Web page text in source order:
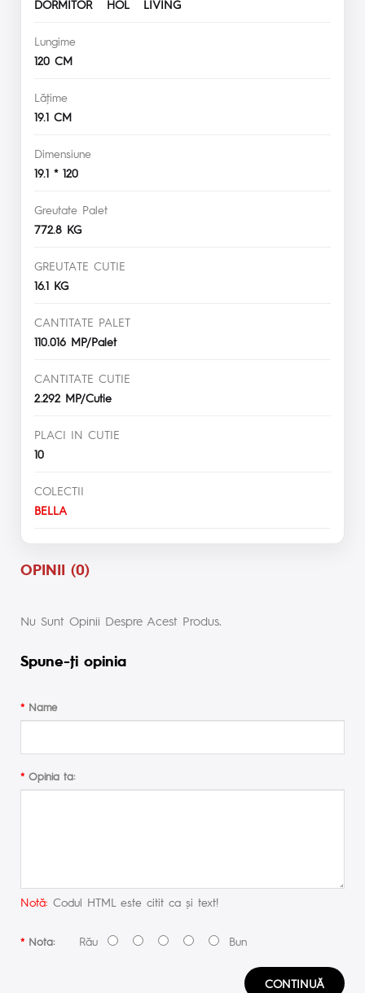
DORMITOR HOL LIVING
Lungime
120 CM
Lăţime
19.1 CM
Dimensiune
19.1 * 120
Greutate Palet
772.8 KG
GREUTATE CUTIE
16.1 KG
CANTITATE PALET
110.016 MP/Palet
CANTITATE CUTIE
2.292 MP/Cutie
PLACI IN CUTIE
10
COLECTII
BELLA
OPINII (0)
Nu Sunt Opinii Despre Acest Produs.
Spune-ţi opinia
Name
Opinia ta:
Notă: Codul HTML este citit ca şi text!
Nota:Rău Bun
CONTINUĂ